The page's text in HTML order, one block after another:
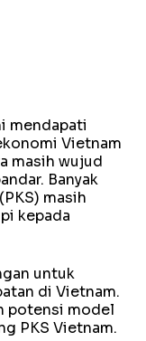
mendapati
Vietnam
masih wujud
Banyak
masih
kepada
untuk
di Vietnam.
potensi model
PKS Vietnam.